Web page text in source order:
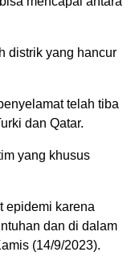
distrik yang hancur
telah tiba
dan Qatar.
yang khusus
epidemi karena
dan di dalam
(14/9/2023).